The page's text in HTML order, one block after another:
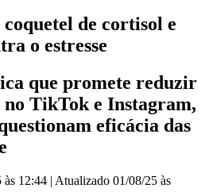
de cortisol e
o estresse
que promete reduzir
no TikTok e Instagram,
eficácia das
às 12:44 | Atualizado 01/08/25 às